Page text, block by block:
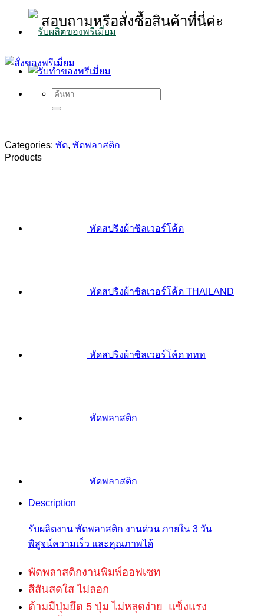
Search
for:
สอบถามหรือสั่งซื้อสินค้าที่นี่ค่ะ
Categories: พัด, พัดพลาสติก
Products
พัดสปริงผ้าซิลเวอร์โค้ด
พัดสปริงผ้าซิลเวอร์โค้ด THAILAND
พัดสปริงผ้าซิลเวอร์โค้ด ททท
พัดพลาสติก
พัดพลาสติก
Description
รับผลิตงาน พัดพลาสติก งานด่วน ภายใน 3 วัน
พิสูจน์ความเร็ว และคุณภาพได้
พัดพลาสติกงานพิมพ์ออฟเซท
สีสันสดใส ไม่ลอก
ด้ามมีปุ่มยึด 5 ปุ่ม ไม่หลุดง่าย แข็งแรง